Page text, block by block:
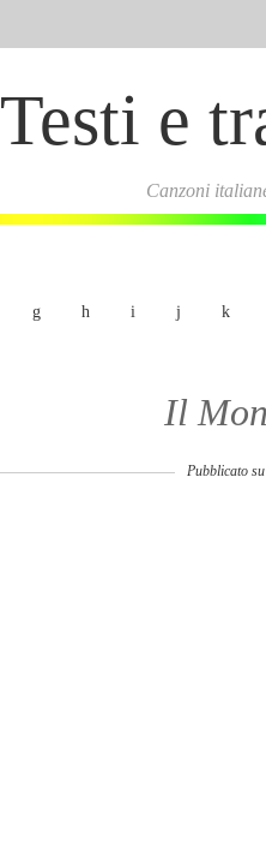
Testi e
Canzoni
g h i j k
Il
Pubblicato su